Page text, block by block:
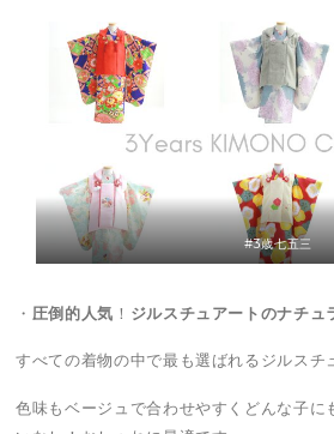
#3歳七五三
・ 圧倒的人気 ！ ジルスチュアートのナチュ
すべての着物の中で最も選ばれるジルスチ
色味もベージュで合わせやすくどんな子に